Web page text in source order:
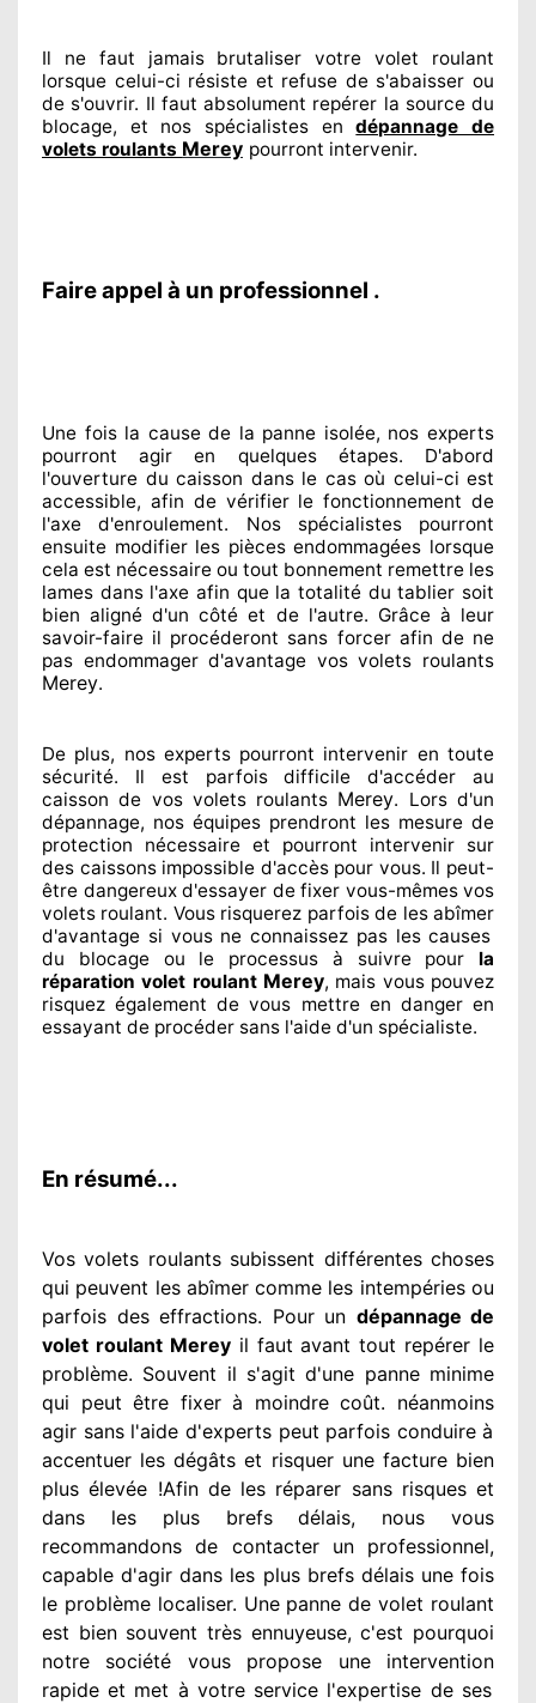
Il ne faut jamais brutaliser votre volet roulant
lorsque celui-ci résiste et refuse de s'abaisser ou
de s'ouvrir. Il faut absolument repérer la sourcedu
blocage, et nos spécialistes endépannage de
volets roulants Merey pourront intervenir.
Faire appel à un professionnel .
Une fois la causede la panne isolée, nos experts
pourront agiren quelques étapes. D'abord
l'ouverture du caisson dans le cas où celui-ci est
accessible, afin de vérifier le fonctionnement de
l'axe d'enroulement. Nos spécialistespourront
ensuite modifierles pièces endommagées lorsque
cela est nécessaire ou tout bonnement remettre les
lames dans l'axe afin que la totalité du tablier soit
bien aligné d'un côté et de l'autre. Grâce à leur
savoir-faire il procéderont sans forcer afin dene
pas endommagerd'avantage vos volets roulants
Merey.
De plus, nos expertspourront intervenir en toute
sécurité. Il est parfois difficile d'accéder au
caisson de vos volets roulants Merey. Lors d'un
dépannage, nos équipes prendront les mesure de
protection nécessaire et pourront intervenir sur
des caissons impossible d'accès pour vous. Il peut-
être dangereuxd'essayer de fixer vous-mêmes vos
volets roulant. Vous risquerez parfois de les abîmer
d'avantage si vous ne connaissez pas les causes
du blocage ou le processus à suivre pour la
réparation volet roulant Merey, mais vous pouvez
risquez également de vous mettre en danger en
essayant de procéder sans l'aide d'un spécialiste.
En résumé...
Vos volets roulants subissent différenteschoses
qui peuvent les abîmercomme les intempéries ou
parfois des effractions. Pour un dépannage de
volet roulant Mereyil faut avant tout repérer le
problème. Souvent il s'agit d'une panne minime
qui peut être fixerà moindrecoût. néanmoins
agir sans l'aide d'expertspeut parfois conduire à
accentuer les dégâts et risquer une facture bien
plus élevée !Afin de les réparer sans risques et
dans les plus brefsdélais, nous vous
recommandons de contacterun professionnel,
capable d'agir dans les plus brefs délais une fois
le problèmelocaliser. Une panne de volet roulant
est bien souvent très ennuyeuse, c'est pourquoi
notre société vous propose une intervention
rapide et met à votre service l'expertise de ses